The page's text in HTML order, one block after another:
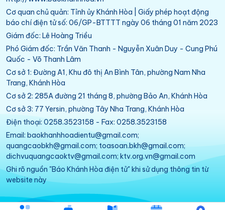
Cơ quan chủ quản: Tỉnh ủy Khánh Hòa | Giấy phép hoạt động
báo chí điện tử số: 06/GP-BTTTT ngày 06 tháng 01 năm 2023
Giám đốc: Lê Hoàng Triều
Phó Giám đốc: Trần Văn Thanh - Nguyễn Xuân Duy - Cung Phú
Quốc - Võ Thanh Lâm
Cơ sở 1: Đường A1, Khu đô thị An Bình Tân, phường Nam Nha
Trang, Khánh Hòa
Cơ sở 2: 285A đường 21 tháng 8, phường Bảo An, Khánh Hòa
Cơ sở 3: 77 Yersin, phường Tây Nha Trang, Khánh Hòa
Điện thoại: 0258.3523158 - Fax: 0258.3523158
Email: baokhanhhoadientu@gmail.com;
quangcaobkh@gmail.com; toasoan.bkh@gmail.com;
dichvuquangcaoktv@gmail.com; ktv.org.vn@gmail.com
Ghi rõ nguồn "Báo Khánh Hòa điện tử" khi sử dụng thông tin từ
website này